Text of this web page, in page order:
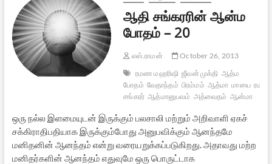
ஆதி சங்கரரின் ஆன்ம
போதம் – 20
எஸ்.ராமன்
October 26, 2013
ரமண மஹரிஷி ஜீவன் முக்தி ஆத்ம
போதம் வேதாந்தம் பிரம்மம் ஆத்மா மாயை
சங்கரர் ஆத்மானுபவம் அத்வைதம் ஆன்மா
ஒரு நல்ல இளமையுடன் இருக்கும் பலசாலி மற்றும் அறிவாளி ஏகச்
சக்கிராதிபதியாக இருக்கும்போது அனுபவிக்கும் ஆனந்தமே
மனிதனின் ஆனந்தம் என்று வரையறுக்கப்படுகிறது. அதாவது மற்ற
மனிதர்களின் ஆனந்தம் எதுவுமே ஒரு பொருட்டாக